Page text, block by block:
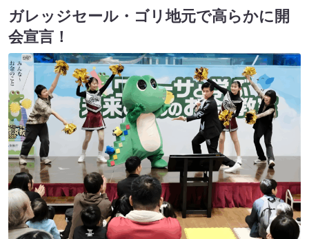
ガレッジセール・ゴリ地元で高らかに開
会宣言！